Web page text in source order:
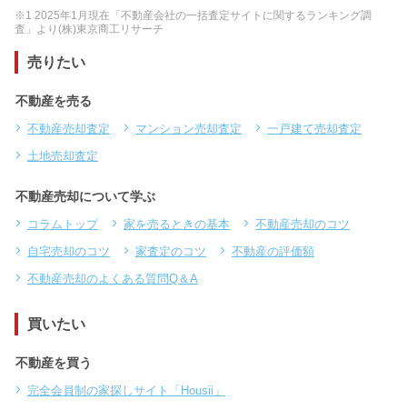
※1 2025年1月現在「不動産会社の一括査定サイトに関するランキング調
査」より(株)東京商工リサーチ
売りたい
不動産を売る
不動産売却査定 マンション売却査定
一戸建て売却査定
土地売却査定
不動産売却について学ぶ
コラムトップ 家を売るときの基本
不動産売却のコツ
自宅売却のコツ
家査定のコツ
不動産の評価額
不動産売却のよくある質問Q＆A
買いたい
不動産を買う
完全会員制の家探しサイト「Housii」